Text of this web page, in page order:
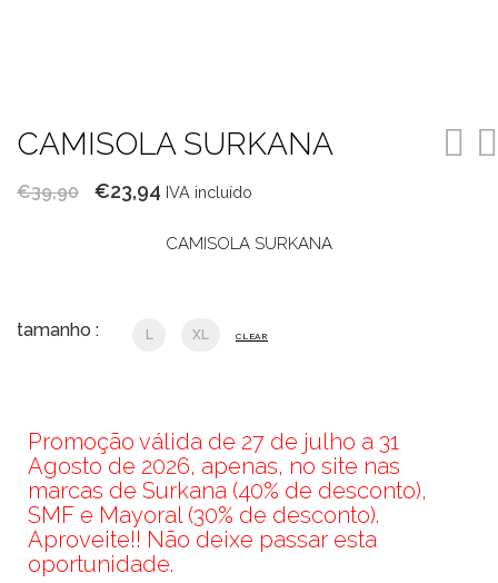
CAMISOLA SURKANA
€39,90
O
€23,94 O
atual
IVA incluído
CAMISOLA SURKANA
tamanho : L XL CLEAR
Promoção válida de 27 de julho a 31
Agosto de 2026, apenas, no site nas
marcas de Surkana (40% de desconto),
SMF e Mayoral (30% de desconto).
Aproveite!! Não deixe passar esta
oportunidade.